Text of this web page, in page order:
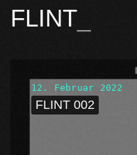
FLINT
12. Februar 2022
FLINT 002